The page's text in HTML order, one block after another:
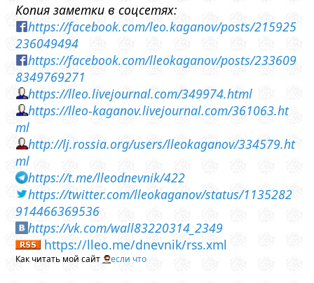
Копия заметки в соцсетях:
https://facebook.com/leo.kaganov/posts/215925
236049494
https://facebook.com/lleokaganov/posts/233609
8349769271
https://lleo.livejournal.com/349974.html
https://lleo-kaganov.livejournal.com/361063.ht
ml
http://lj.rossia.org/users/lleokaganov/334579.ht
ml
https://t.me/lleodnevnik/422
https://twitter.com/lleokaganov/status/1135282
914466369536
https://vk.com/wall83220314_2349
https://lleo.me/dnevnik/rss.xml
Как читать мой сайт если что